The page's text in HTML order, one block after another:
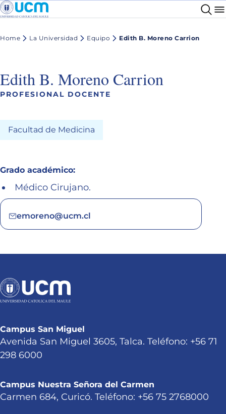
Home La Universidad Equipo Edith B. Moreno Carrion
Edith B. Moreno Carrion
PROFESIONAL DOCENTE
Facultad de Medicina
Grado académico:
Médico Cirujano.
emoreno@ucm.cl
Campus San Miguel
Avenida San Miguel 3605, Talca. Teléfono: +56 71
298 6000
Campus Nuestra Señora del Carmen
Carmen 684, Curicó. Teléfono: +56 75 2768000